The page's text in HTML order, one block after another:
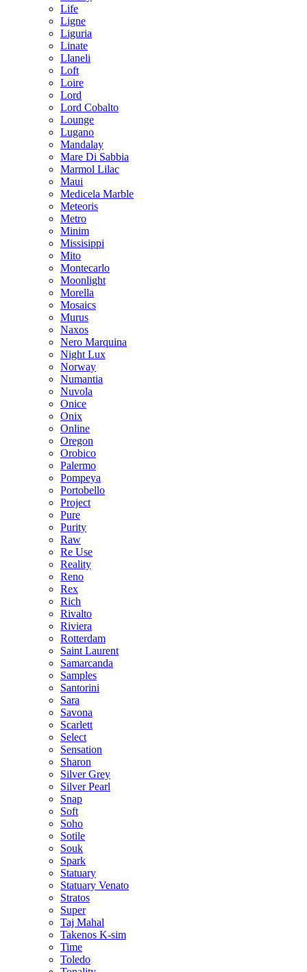
Life
Ligne
Liguria
Linate
Llaneli
Loft
Loire
Lord
Lord Cobalto
Lounge
Lugano
Mandalay
Mare Di Sabbia
Marmol Lilac
Maui
Medicela Marble
Meteoris
Metro
Minim
Missisippi
Mito
Montecarlo
Moonlight
Morella
Mosaics
Murus
Naxos
Nero Marquina
Night Lux
Norway
Numantia
Nuvola
Onice
Onix
Online
Oregon
Orobico
Palermo
Pompeya
Portobello
Project
Pure
Purity
Raw
Re Use
Reality
Reno
Rex
Rich
Rivalto
Riviera
Rotterdam
Saint Laurent
Samarcanda
Samples
Santorini
Sara
Savona
Scarlett
Select
Sensation
Sharon
Silver Grey
Silver Pearl
Snap
Soft
Soho
Sotile
Souk
Spark
Statuary
Statuary Venato
Stratos
Super
Taj Mahal
Takenos K-sim
Time
Toledo